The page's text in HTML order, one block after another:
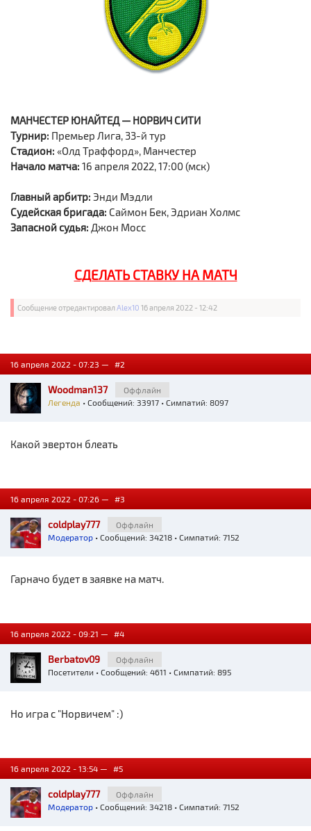
МАНЧЕСТЕР ЮНАЙТЕД — НОРВИЧ СИТИ
Турнир: Премьер Лига, 33-й тур
Стадион: «Олд Траффорд», Манчестер
Начало матча: 16 апреля 2022, 17:00 (мск)
Главный арбитр: Энди Мэдли
Судейская бригада: Саймон Бек, Эдриан Холмс
Запасной судья: Джон Мосс
СДЕЛАТЬ СТАВКУ НА МАТЧ
Сообщение отредактировалAlex10 16 апреля 2022 - 12:42
16 апреля 2022 - 07:23 — #2
Woodman137
Оффлайн
Легенда • Сообщений: 33917 • Симпатий: 8097
Какой эвертон блеать
16 апреля 2022 - 07:26 — #3
coldplay777
Оффлайн
Модератор • Сообщений: 34218 • Симпатий: 7152
Гарначо будет в заявке на матч.
16 апреля 2022 - 09:21 — #4
Berbatov09
Оффлайн
Посетители • Сообщений: 4611 • Симпатий: 895
Но игра с "Норвичем" :)
16 апреля 2022 - 13:54 — #5
coldplay777
Оффлайн
Модератор • Сообщений: 34218 • Симпатий: 7152